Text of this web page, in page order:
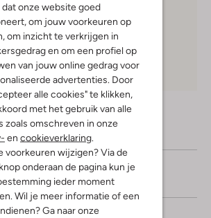
onze website goed
om jouw voorkeuren op
om inzicht te verkrijgen in
en om een profiel op
van jouw online gedrag voor
advertenties. Door
alle cookies" te klikken,
met het gebruik van alle
zoals omschreven in onze
en cookieverklaring.
voorkeuren wijzigen? Via de
onderaan de pagina kun je
ieder moment
Wil je meer informatie of een
Ga naar onze
vanaf €75,-
binnen 30 dagen*
met Klarna